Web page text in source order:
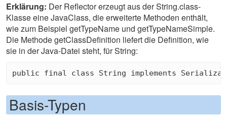
Erklärung: Der Reflector erzeugt aus der String.class-
Klasse eine JavaClass, die erweiterte Methoden enthält,
wie zum Beispiel getTypeName und getTypeNameSimple.
Die Methode getClassDefinition liefert die Definition, wie
sie in der Java-Datei steht, für String:
Basis-Typen